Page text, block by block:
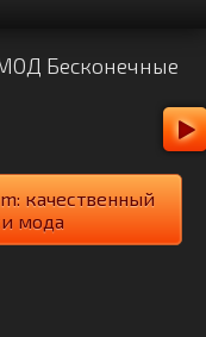
Бесконечные
качественный
мода